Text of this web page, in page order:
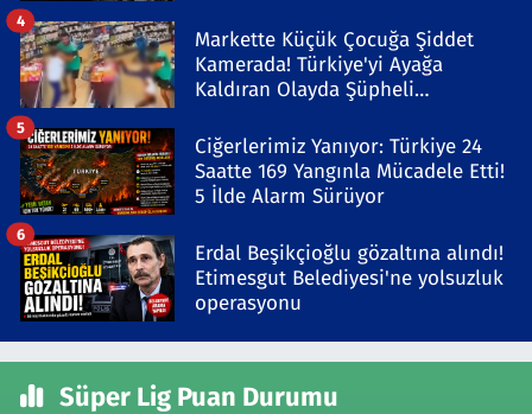
Markette Küçük Çocuğa Şiddet
Kamerada! Türkiye'yi Ayağa
Kaldıran Olayda Şüpheli
4
Ciğerlerimiz Yanıyor: Türkiye 24
Saatte 169 Yangınla Mücadele Etti!
5 İlde Alarm Sürüyor
5
Erdal Beşikçioğlu gözaltına alındı!
Etimesgut Belediyesi'ne yolsuzluk
operasyonu
6
Süper Lig Puan Durumu